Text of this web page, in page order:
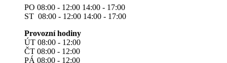
PO 08:00 - 12:00 14:00 - 17:00
ST 08:00 - 12:00 14:00 - 17:00
Provozní hodiny
ÚT 08:00 - 12:00
ČT 08:00 - 12:00
PÁ 08:00 - 12:00